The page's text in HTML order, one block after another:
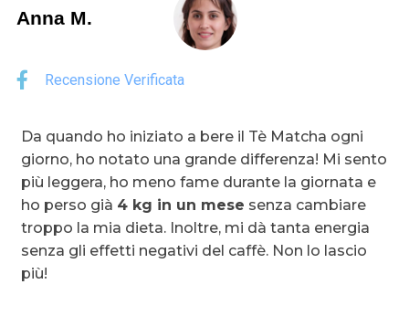
Anna M.
Recensione Verificata
Da quando ho iniziato a bere il Tè Matcha ogni
giorno, ho notato una grande differenza! Mi sento
più leggera, ho meno fame durante la giornata e
ho perso già 4 kg in un mese senza cambiare
troppo la mia dieta. Inoltre, mi dà tanta energia
senza gli effetti negativi del caffè. Non lo lascio
più!